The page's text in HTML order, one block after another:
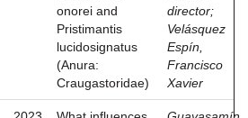
onorei and
Pristimantis
lucidosignatus
(Anura:
Craugastoridae)
director;
Velásquez
Espín,
Francisco
Xavier